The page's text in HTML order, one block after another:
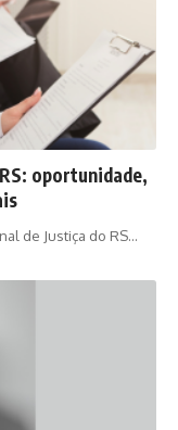
oportunidade,
de Justiça do RS…